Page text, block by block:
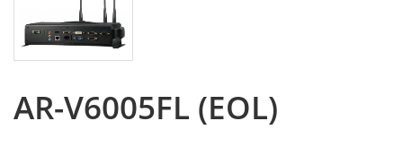
AR-V6005FL (EOL)